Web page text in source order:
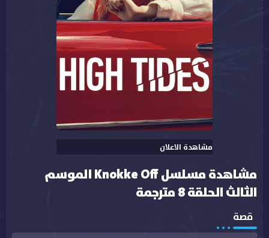
مشاهدة الاعلان
مشاهدة مسلسل Knokke Off الموسم
الثالث الحلقة 8 مترجمة
قصة